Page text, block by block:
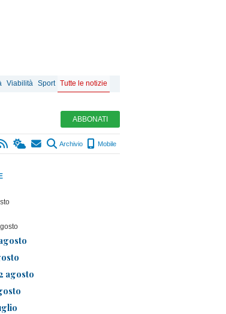
Viabilità Sport Tutte le notizie
ABBONATI
Archivio Mobile
agosto